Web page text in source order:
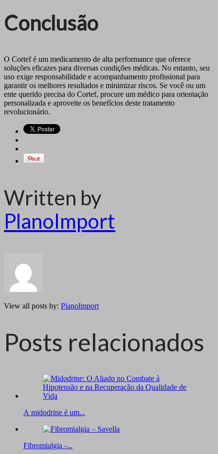
Conclusão
O Cortef é um medicamento de alta performance que oferece
soluções eficazes para diversas condições médicas. No entanto, seu
uso exige responsabilidade e acompanhamento profissional para
garantir os melhores resultados e minimizar riscos. Se você ou um
ente querido precisa do Cortef, procure um médico para orientação
personalizada e aproveite os benefícios deste tratamento
revolucionário.
Written by
PlanoImport
View all posts by: PlanoImport
Posts relacionados
A midodrine é um...
Fibromialgia -...